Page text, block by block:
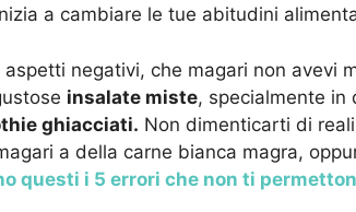
a cambiare le tue abitudini
negativi, che magari non avevi
insalate miste, specialmente in
ghiacciati. Non dimenticarti di
a della carne bianca magra,
questi i 5 errori che non ti